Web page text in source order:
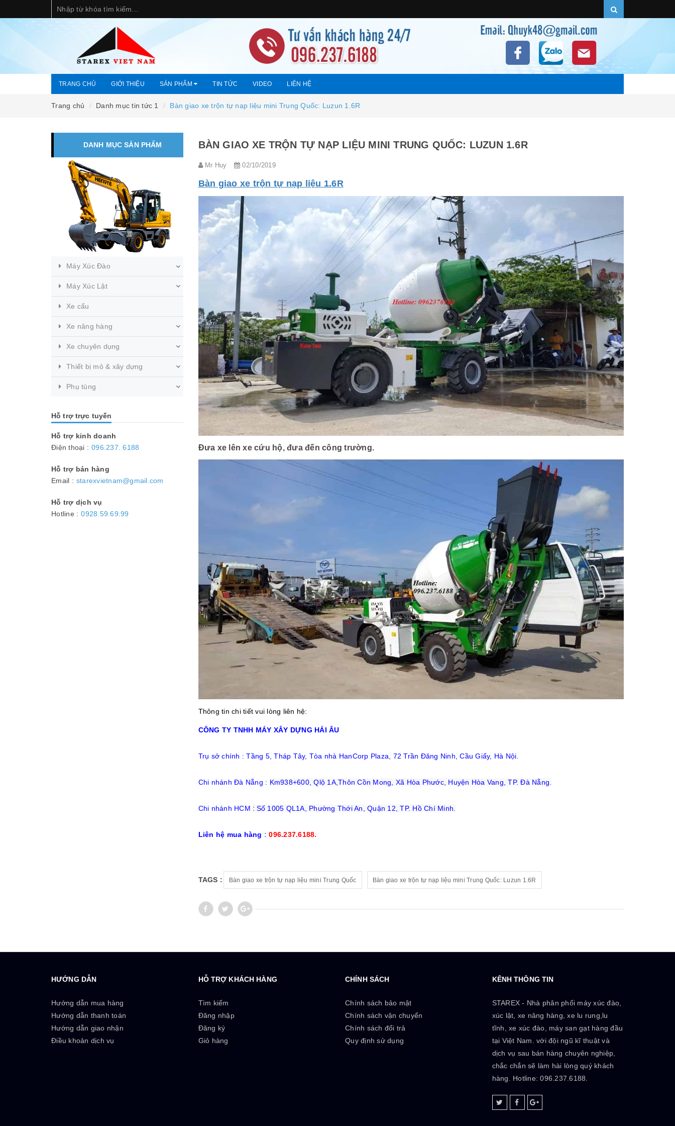
TRANG CHỦ GIỚI THIỆU SẢN PHẨM TIN TỨC VIDEO LIÊN HỆ
Trang chủ Danh mục tin tức 1 Bàn giao xe trộn tự nạp liệu mini Trung Quốc: Luzun 1.6R
BÀN GIAO XE TRỘN TỰ NẠP LIỆU MINI TRUNG QUỐC: LUZUN 1.6R
Mr Huy 02/10/2019
Bàn giao xe trộn tự nạp liệu 1.6R
Đưa xe lên xe cứu hộ, đưa đến công trường.
Thông tin chi tiết vui lòng liên hệ:
CÔNG TY TNHH MÁY XÂY DỰNG HẢI ÂU
Trụ sở chính : Tầng 5, Tháp Tây, Tòa nhà HanCorp Plaza, 72 Trần Đăng Ninh, Cầu Giấy, Hà Nội.
Chi nhánh Đà Nẵng : Km938+600, Qlộ 1A,Thôn Cồn Mong, Xã Hòa Phước, Huyện Hòa Vang, TP. Đà Nẵng.
Chi nhánh HCM : Số 1005 QL1A, Phường Thới An, Quận 12, TP. Hồ Chí Minh.
Liên hệ mua hàng : 096.237.6188.
TAGS : Bàn giao xe trộn tự nạp liệu mini Trung Quốc Bàn giao xe trộn tự nạp liệu mini Trung Quốc: Luzun 1.6R
DANH MỤC SẢN PHẨM
Máy Xúc Đào
Máy Xúc Lật
Xe cẩu
Xe nâng hàng
Xe chuyên dụng
Thiết bị mỏ & xây dựng
Phụ tùng
Hỗ trợ trực tuyến
Hỗ trợ kinh doanh
Điện thoại : 096.237. 6188
Hỗ trợ bán hàng
Email : starexvietnam@gmail.com
Hỗ trợ dịch vụ
Hotline : 0928.59.69.99
HƯỚNG DẪN
Hướng dẫn mua hàng
Hướng dẫn thanh toán
Hướng dẫn giao nhận
Điều khoản dịch vụ
HỖ TRỢ KHÁCH HÀNG
Tìm kiếm
Đăng nhập
Đăng ký
Giỏ hàng
CHÍNH SÁCH
Chính sách bảo mật
Chính sách vận chuyển
Chính sách đổi trả
Quy định sử dụng
KÊNH THÔNG TIN
STAREX - Nhà phân phối máy xúc đào,
xúc lật, xe nâng hàng, xe lu rung,lu
tĩnh, xe xúc đào, máy san gạt hàng đầu
tại Việt Nam. với đội ngũ kĩ thuật và
dịch vụ sau bán hàng chuyên nghiệp,
chắc chắn sẽ làm hài lòng quý khách
hàng. Hotline: 096.237.6188.